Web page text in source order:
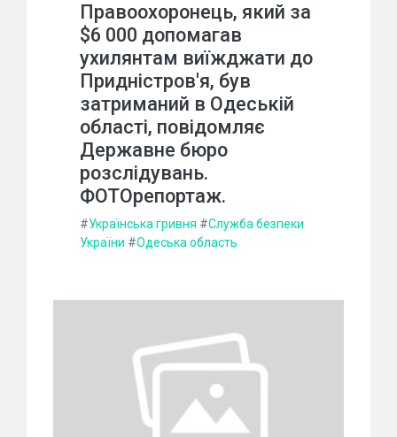
Правоохоронець, який за
$6 000 допомагав
ухилянтам виїжджати до
Придністров'я, був
затриманий в Одеській
області, повідомляє
Державне бюро
розслідувань.
ФОТОрепортаж.
#Українська гривня #Служба безпеки
України #Одеська область